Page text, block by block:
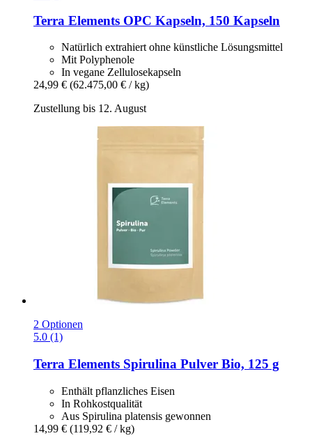
Terra Elements OPC Kapseln, 150 Kapseln
Natürlich extrahiert ohne künstliche Lösungsmittel
Mit Polyphenole
In vegane Zellulosekapseln
24,99 € (62.475,00 € / kg)
Zustellung bis 12. August
2 Optionen
5.0 (1)
Terra Elements Spirulina Pulver Bio, 125 g
Enthält pflanzliches Eisen
In Rohkostqualität
Aus Spirulina platensis gewonnen
14,99 € (119,92 € / kg)